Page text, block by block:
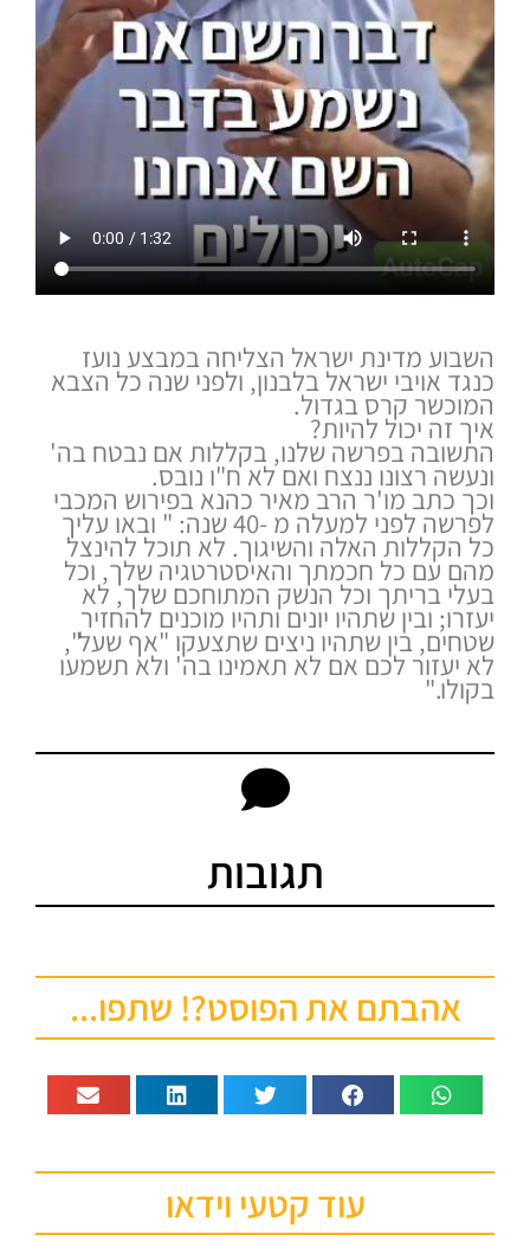
השבוע מדינת ישראל הצליחה במבצע נועז
כנגד אויבי ישראל בלבנון, ולפני שנה כל הצבא
המוכשר קרס בגדול.
איך זה יכול להיות?
התשובה בפרשה שלנו, בקללות אם נבטח בה'
ונעשה רצונו ננצח ואם לא ח"ו נובס.
וכך כתב מו'ר הרב מאיר כהנא בפירוש המכבי
לפרשה לפני למעלה מ -40 שנה: " ובאו עליך
כל הקללות האלה והשיגוך. לא תוכל להינצל
מהם עם כל חכמתך והאיסטרטגיה שלך, וכל
בעלי בריתך וכל הנשק המתוחכם שלך, לא
יעזרו; ובין שתהיו יונים ותהיו מוכנים להחזיר
שטחים, בין שתהיו ניצים שתצעקו "אף שעל",
לא יעזור לכם אם לא תאמינו בה' ולא תשמעו
בקולו."
תגובות
אהבתם את הפוסט?! שתפו...
עוד קטעי וידאו